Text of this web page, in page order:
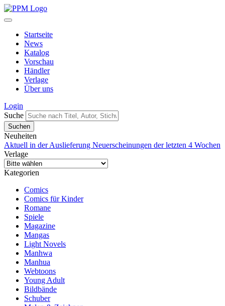
Startseite
News
Katalog
Vorschau
Händler
Verlage
Über uns
Login
Suche
Neuheiten
Aktuell in der Auslieferung Neuerscheinungen der letzten 4 Wochen
Verlage
Kategorien
Comics
Comics für Kinder
Romane
Spiele
Magazine
Mangas
Light Novels
Manhwa
Manhua
Webtoons
Young Adult
Bildbände
Schuber